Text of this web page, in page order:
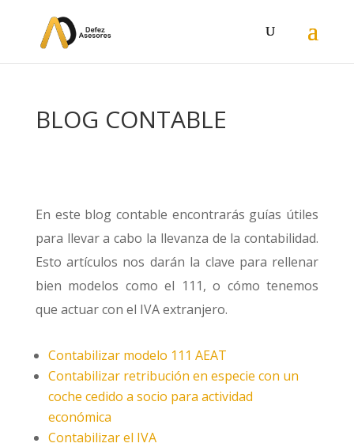
BLOG CONTABLE
En este blog contable encontrarás guías útiles
para llevar a cabo la llevanza de la contabilidad.
Esto artículos nos darán la clave para rellenar
bien modelos como el 111, o cómo tenemos
que actuar con el IVA extranjero.
Contabilizar modelo 111 AEAT
Contabilizar retribución en especie con un
coche cedido a socio para actividad
económica
Contabilizar el IVA